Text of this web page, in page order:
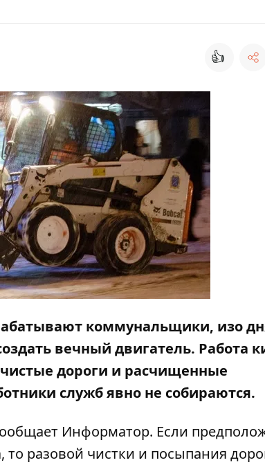
👍
коммунальщики, изо
вечный двигатель. Работа
дороги и расчищенные
служб явно не собираются.
Информатор. Если
то разовой чистки и посыпания